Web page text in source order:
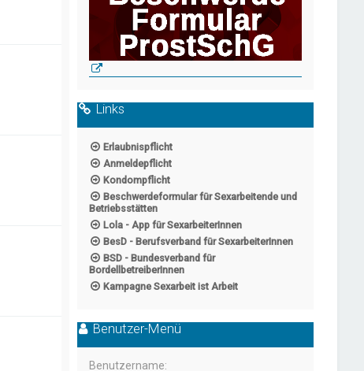
Links
Erlaubnispflicht
Anmeldepflicht
Kondompflicht
Beschwerdeformular für Sexarbeitende und
Betriebsstätten
Lola - App für SexarbeiterInnen
BesD - Berufsverband für SexarbeiterInnen
BSD - Bundesverband für
BordellbetreiberInnen
Kampagne Sexarbeit ist Arbeit
Benutzer-Menü
Benutzername: